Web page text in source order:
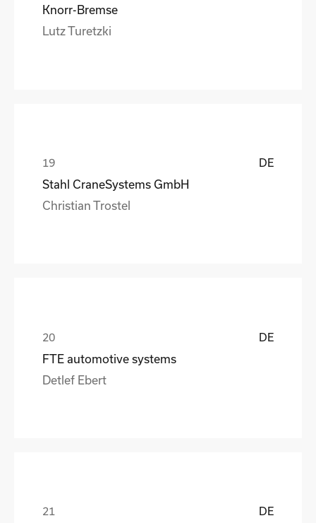
Knorr-Bremse
Lutz Turetzki
DE
Stahl CraneSystems GmbH
Christian Trostel
DE
FTE automotive systems
Detlef Ebert
DE